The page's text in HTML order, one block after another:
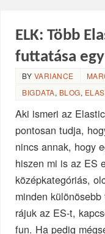
ELK: Több
futtatása
BY VARIANCE
BIGDATA, BLOG,
Aki ismeri az
pontosan tudja,
nincs annak, hogy
hiszen mi is az ES
középkategóriás,
minden
rájuk az ES-t,
fun. Ha pedig